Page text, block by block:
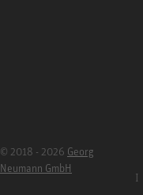
© 2018 - 2026 Georg
Neumann GmbH